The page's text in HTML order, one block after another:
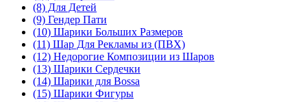
(8) Для Детей
(9) Гендер Пати
(10) Шарики Больших Размеров
(11) Шар Для Рекламы из (ПВХ)
(12) Недорогие Композиции из Шаров
(13) Шарики Сердечки
(14) Шарики для Воssa
(15) Шарики Фигуры